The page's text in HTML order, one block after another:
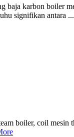
baja karbon boiler
signifikan antara ...
boiler, coil mesin